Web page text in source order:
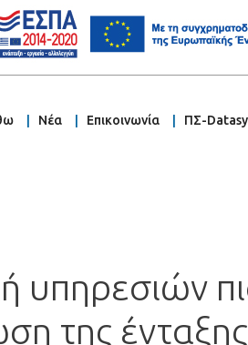
Νέα Επικοινωνία ΠΣ-
υπηρεσιών
της